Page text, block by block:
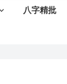
八字精批